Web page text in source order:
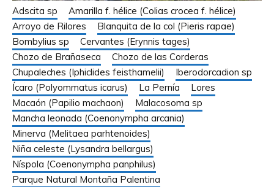
Adscita sp
Amarilla f. hélice (Colias crocea f. hélice)
Arroyo de Rilores
Blanquita de la col (Pieris rapae)
Bombylius sp
Cervantes (Erynnis tages)
Chozo de Brañaseca
Chozo de las Corderas
Chupaleches (Iphiclides feisthamelii)
Iberodorcadion sp
Ícaro (Polyommatus icarus)
La Pernía
Lores
Macaón (Papilio machaon)
Malacosoma sp
Mancha leonada (Coenonympha arcania)
Minerva (Melitaea parhtenoides)
Niña celeste (Lysandra bellargus)
Níspola (Coenonympha panphilus)
Parque Natural Montaña Palentina